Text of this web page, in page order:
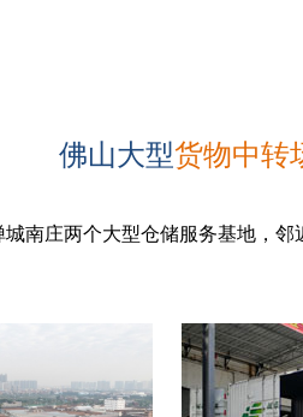
佛山大型货物中转
南庄两个大型仓储服务基地，